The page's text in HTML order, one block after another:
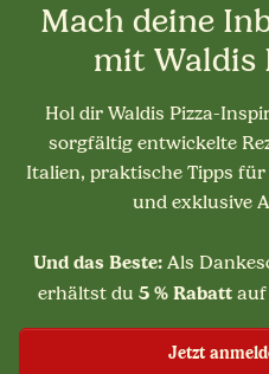
Mach deine
mit Waldis
Hol dir Waldis Pizza-
sorgfältig entwickelte
Italien, praktische Tipps für
und exklusive
Und das Beste: Als
erhältst du 5 % Rabattauf
Jetzt